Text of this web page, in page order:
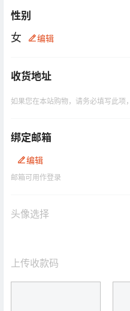
性别
女 编辑
收货地址
如果您在本站购物，请务必填写此项
绑定邮箱
编辑
邮箱可用作登录
头像选择
上传收款码